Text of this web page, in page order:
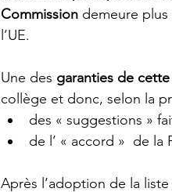
Commission demeure
l’UE.
Une des garanties de
collège et donc, selon la
des « suggestions »
de l’ « accord »  de
Après l’adoption de la